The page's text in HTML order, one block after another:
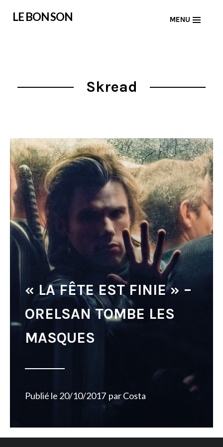
LE BON SON MENU
Skread
« LA FÊTE EST FINIE » –
ORELSAN TOMBE LES
MASQUES
Publié le 20/10/2017 parCosta